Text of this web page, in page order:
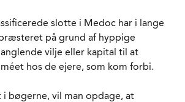
HVE (Haute Valeur
Environnementale)
13,0 %
3,88 g/l
slotte i Medoc har i lange
på grund af hyppige
vilje eller kapital til at
hos de ejere, som kom forbi.
i bøgerne, vil man opdage, at